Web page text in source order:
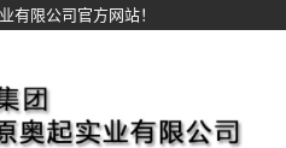
有限公司官方网站！